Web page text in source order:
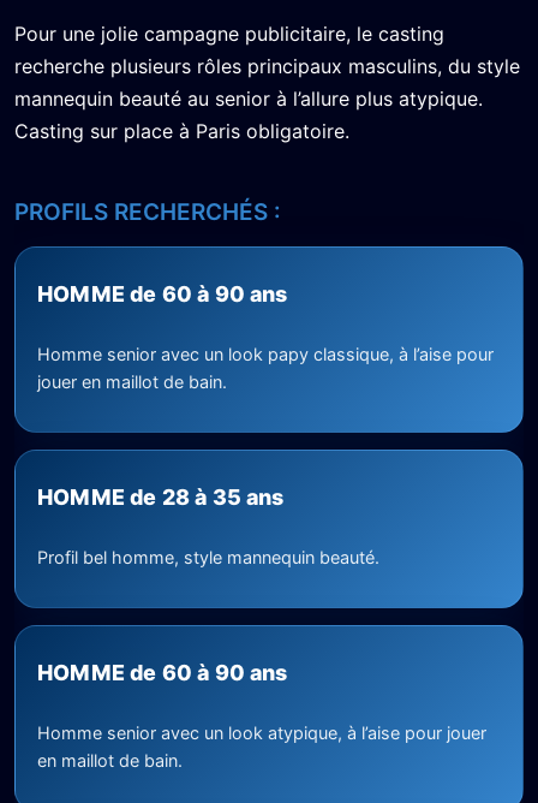
Pour une jolie campagne publicitaire, le casting
recherche plusieurs rôles principaux masculins, du style
mannequin beauté au senior à l’allure plus atypique.
Casting sur place à Paris obligatoire.
PROFILS RECHERCHÉS :
HOMME de 60 à 90 ans
Homme senior avec un look papy classique, à l’aise pour
jouer en maillot de bain.
HOMME de 28 à 35 ans
Profil bel homme, style mannequin beauté.
HOMME de 60 à 90 ans
Homme senior avec un look atypique, à l’aise pour jouer
en maillot de bain.